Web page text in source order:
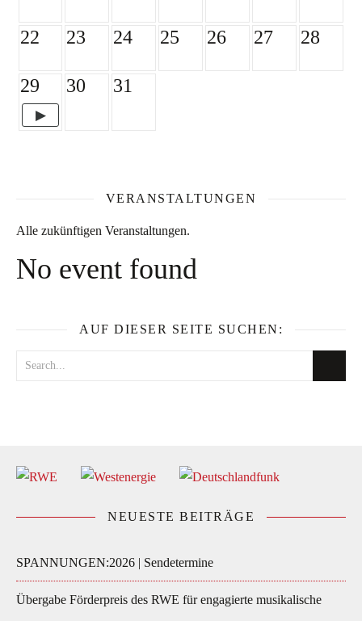
22 23 24 25 26 27 28
29 30 31
VERANSTALTUNGEN
Alle zukünftigen Veranstaltungen.
No event found
AUF DIESER SEITE SUCHEN:
NEUESTE BEITRÄGE
SPANNUNGEN:2026 | Sendetermine
Übergabe Förderpreis des RWE für engagierte musikalische